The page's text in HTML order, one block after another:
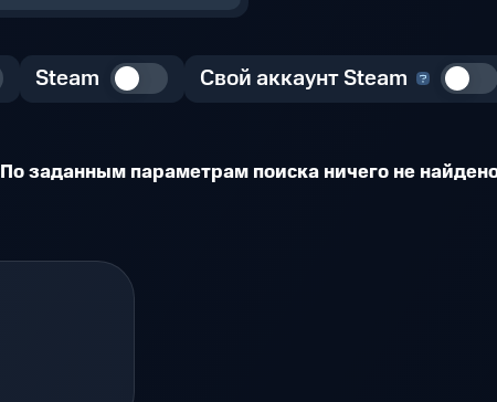
Steam Свой аккаунт Steam
По заданным параметрам поиска ничего не